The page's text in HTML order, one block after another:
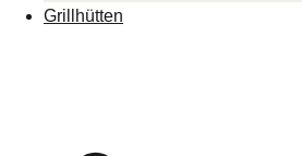
Grillhütten